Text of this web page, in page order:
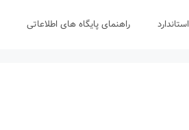
راهنمای پایگاه های اطلاعاتی